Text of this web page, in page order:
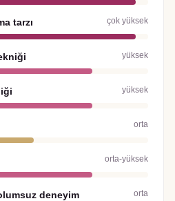
tarzı çok yüksek
yüksek
yüksek
orta
orta-yüksek
deneyim orta